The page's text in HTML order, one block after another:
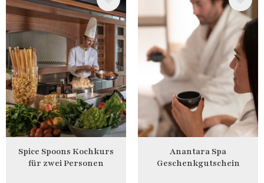
Bild
Spice Spoons Kochkurs
für zwei Personen
Anantara Spa
Geschenkgutschein